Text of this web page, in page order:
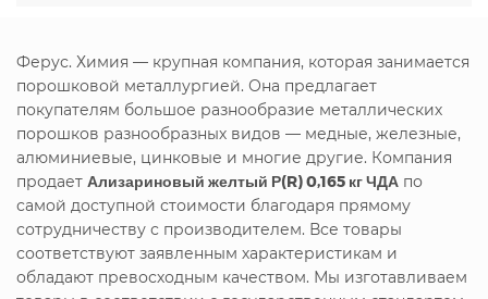
Ферус. Химия — крупная компания, которая занимается
порошковой металлургией. Она предлагает
покупателям большое разнообразие металлических
порошков разнообразных видов — медные, железные,
алюминиевые, цинковые и многие другие. Компания
продает Ализариновый желтый Р(R) 0,165 кг ЧДА по
самой доступной стоимости благодаря прямому
сотрудничеству с производителем. Все товары
соответствуют заявленным характеристикам и
обладают превосходным качеством. Мы изготавливаем